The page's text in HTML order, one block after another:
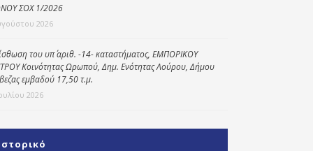
ΣΟΧ 1/2026
2026
του υπ΄ αριθ. -14- καταστήματος, ΕΜΠΟΡΙΚΟΥ
Κοινότητας Ωρωπού, Δημ. Ενότητας Λούρου, Δήμου
εμβαδού 17,50 τ.μ.
2026